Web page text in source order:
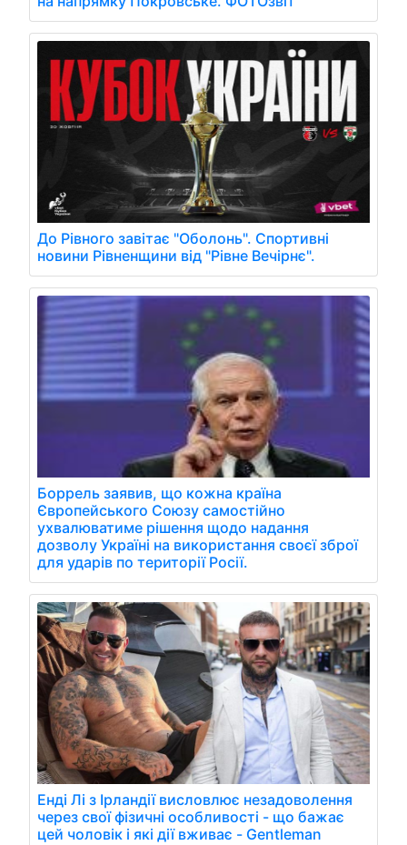
До Рівного завітає "Оболонь". Спортивні
новини Рівненщини від "Рівне Вечірнє".
Боррель заявив, що кожна країна
Європейського Союзу самостійно
ухвалюватиме рішення щодо надання
дозволу Україні на використання своєї зброї
для ударів по території Росії.
Енді Лі з Ірландії висловлює незадоволення
через свої фізичні особливості - що бажає
цей чоловік і які дії вживає - Gentleman